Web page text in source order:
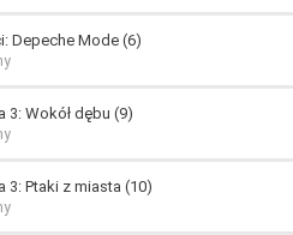
Depeche Mode (6)
3: Wokół dębu (9)
3: Ptaki z miasta (10)